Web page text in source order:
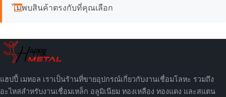
ไม่พบสินค้าตรงกับที่คุณเลือก
แฮปปี้ เมทอล เราเป็นร้านที่ขายอุปกรณ์เกี่ยวกับงานเชื่อมโลหะ รวมถึง
อะไหล่สำหรับงานเชื่อมเหล็ก อลูมิเนียม ทองเหลือง ทองแดง และสแตน